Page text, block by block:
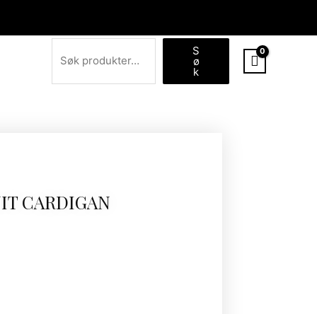
Søk S
ø
k
CARDIGAN